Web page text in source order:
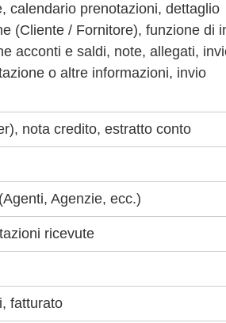
calendario prenotazioni, dettaglio
(Cliente / Fornitore), funzione di
acconti e saldi, note, allegati,
o altre informazioni, invio
nota credito, estratto conto
Agenzie, ecc.)
ricevute
fatturato